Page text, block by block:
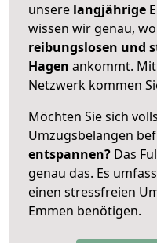
unsere langjährige
wissen wir genau,
reibungslosen und
Hagen ankommt.
Netzwerk kommen
Möchten Sie sich
Umzugsbelangen
entspannen? Das
genau das. Es
einen stressfreien
Emmen benötigen.